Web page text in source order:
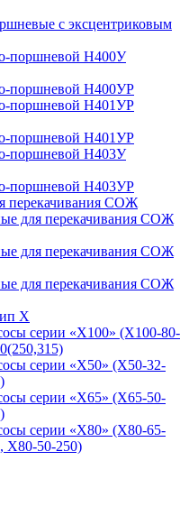
с эксцентриковым
поршневой Н400У
поршневой Н400УР
поршневой Н401УР
поршневой Н401УР
поршневой Н403У
поршневой Н403УР
перекачивания СОЖ
для перекачивания СОЖ
для перекачивания СОЖ
для перекачивания СОЖ
Х
серии «Х100» (Х100-80-
серии «Х50» (Х50-32-
серии «Х65» (Х65-50-
серии «Х80» (Х80-65-
Х80-50-250)